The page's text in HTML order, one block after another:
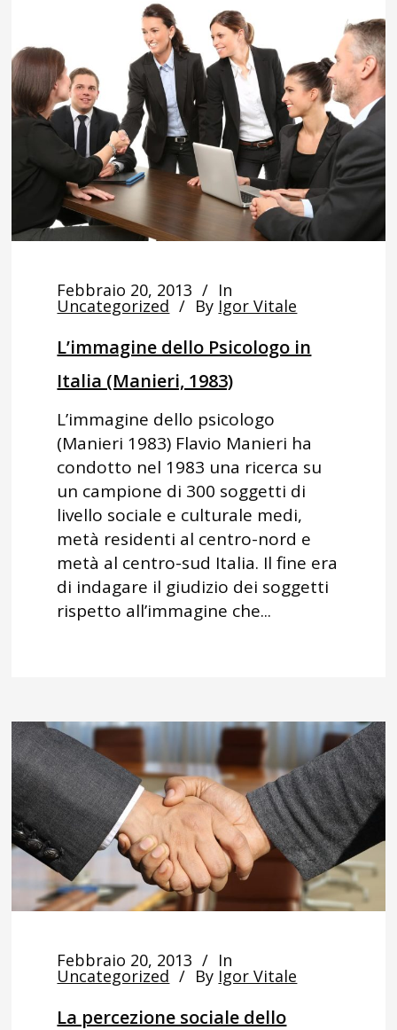
Febbraio 20, 2013 In
Uncategorized By Igor Vitale
L’immagine dello Psicologo in
Italia (Manieri, 1983)
L’immagine dello psicologo
(Manieri 1983) Flavio Manieri ha
condotto nel 1983 una ricerca su
un campione di 300 soggetti di
livello sociale e culturale medi,
metà residenti al centro-nord e
metà al centro-sud Italia. Il fine era
di indagare il giudizio dei soggetti
rispetto all’immagine che...
Febbraio 20, 2013 In
Uncategorized By Igor Vitale
La percezione sociale dello